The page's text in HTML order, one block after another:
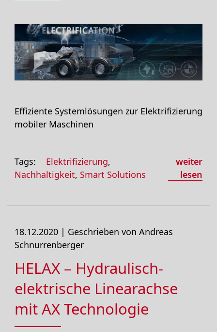
Effiziente Systemlösungen zur Elektrifizierung
mobiler Maschinen
Tags: Elektrifizierung,
Nachhaltigkeit, Smart Solutions
weiter
lesen
18.12.2020 | Geschrieben von Andreas
Schnurrenberger
HELAX – Hydraulisch-
elektrische Linearachse
mit AX Technologie